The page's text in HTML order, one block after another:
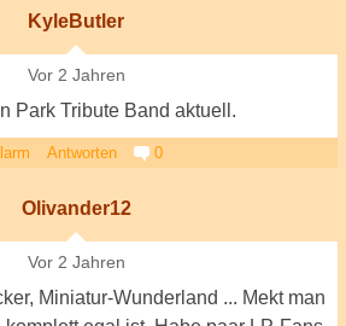
KyleButler
Vor 2 Jahren
Park Tribute Band aktuell.
Antworten 0
Olivander12
Vor 2 Jahren
Miniatur-Wunderland ... Mekt man